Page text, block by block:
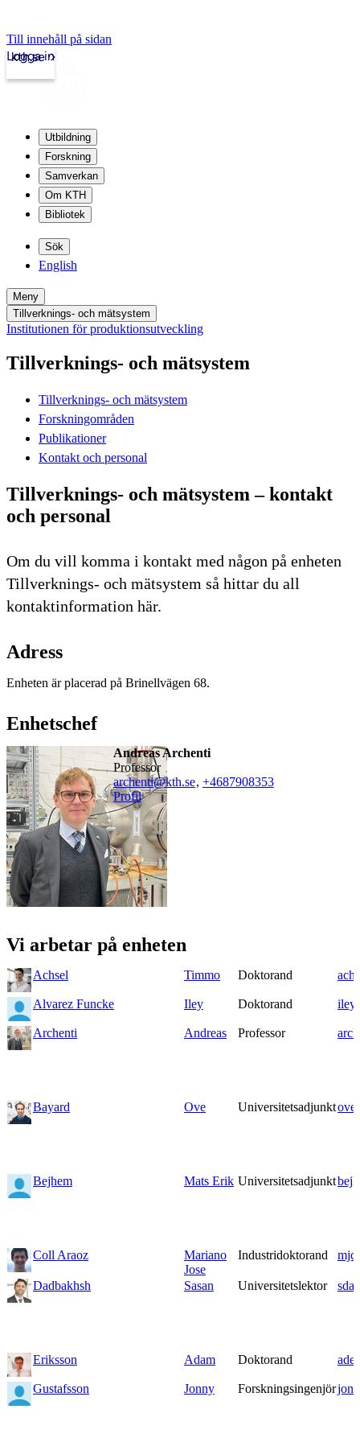
Till innehåll på sidan
kth.se
Logga in
Utbildning
Forskning
Samverkan
Om KTH
Bibliotek
Sök
English
Meny
Tillverknings- och mätsystem
Institutionen för produktionsutveckling
Tillverknings- och mätsystem
Tillverknings- och mätsystem
Forskningområden
Publikationer
Kontakt och personal
Tillverknings- och mätsystem – kontakt
och personal
Om du vill komma i kontakt med någon på enheten
Tillverknings- och mätsystem så hittar du all
kontaktinformation här.
Adress
Enheten är placerad på Brinellvägen 68.
Enhetschef
Andreas Archenti
professor
archenti@kth.se, +4687908353
Profil
Vi arbetar på enheten
Achsel Timmo Doktorand
Alvarez Funcke Iley Doktorand
Archenti Andreas Professor
Bayard Ove Universitetsadjunkt
Bejhem Mats Erik Universitetsadjunkt
Coll Araoz
Mariano
Jose
Industridoktorand
Dadbakhsh Sasan Universitetslektor
Eriksson Adam Doktorand
Gustafsson Jonny Forskningsingenjör